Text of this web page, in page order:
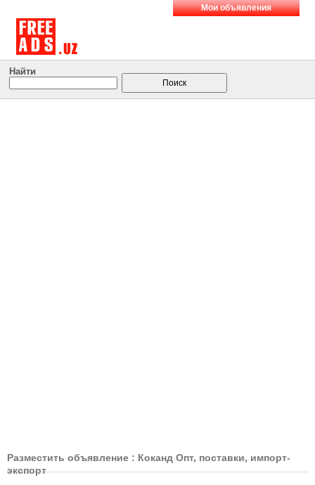
Мои объявления
Найти
Разместить объявление : Коканд Опт, поставки, импорт-
экспорт